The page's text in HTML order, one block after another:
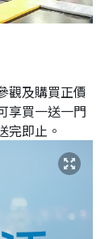
觀及購買正價
享買一送一門
完即止。